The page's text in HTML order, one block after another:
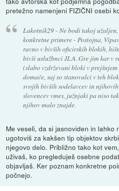
pretežno namenjeni FIZIČNI osebi
Lakotnik29 - Ne bodi takoj užaljen,
konkretne primere - Postojna,
ravno v bivših oficirskih blokih,
bivši uslužbnci JLA. Gre jim kar v
(slabo vzdrževani bloki v
domače, saj so stanovalci v teh
svojih bivših sodelavcev in
slovencev vmes, južnjaki pa niso
njihov malo znajde.
Me veseli, da si jasnoviden in lahko
ugotoviš za kakšen tip objektov
njegovo delo. Približno tako kot
uživaš, ko pregleduješ osebne
objavljaš. Ker poznam konkretne
počnejo.